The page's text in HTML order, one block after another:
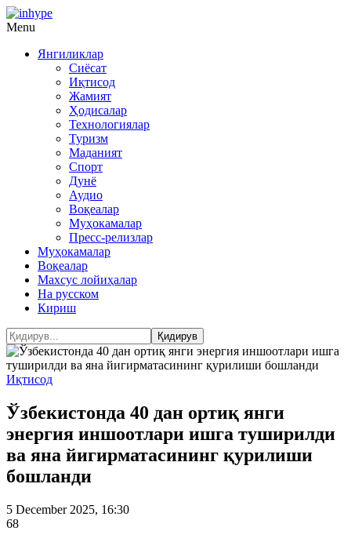
Menu
Янгиликлар
Сиёсат
Иқтисод
Жамият
Ҳодисалар
Технологиялар
Туризм
Маданият
Спорт
Дунё
Аудио
Воқеалар
Муҳокамалар
Пресс-релизлар
Муҳокамалар
Воқеалар
Махсус лойиҳалар
На русском
Кириш
Иқтисод
Ўзбекистонда 40 дан ортиқ янги
энергия иншоотлари ишга туширилди
ва яна йигирматасининг қурилиши
бошланди
5 December 2025, 16:30
68